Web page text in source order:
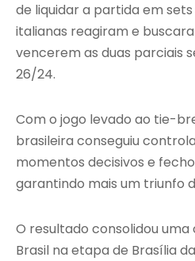
de liquidar a partida em
italianas reagiram e
vencerem as duas parciais
26/24.
Com o jogo levado ao tie-
brasileira conseguiu
momentos decisivos e
garantindo mais um triunfo
O resultado consolidou
Brasil na etapa de Brasília